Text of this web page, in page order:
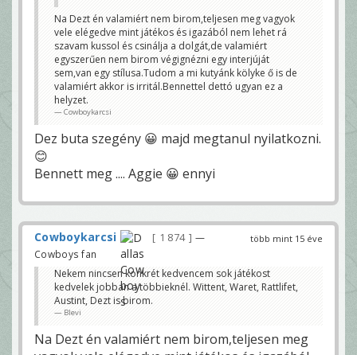
Na Dezt én valamiért nem birom,teljesen meg vagyok
vele elégedve mint játékos és igazából nem lehet rá
szavam kussol és csinálja a dolgát,de valamiért
egyszerűen nem birom végignézni egy interjúját
sem,van egy stílusa.Tudom a mi kutyánk kölyke ő is de
valamiért akkor is irritál.Bennettel dettó ugyan ez a
helyzet.
Cowboykarcsi
Dez buta szegény 😀 majd megtanul nyilatkozni.
😊
Bennett meg .... Aggie 😀 ennyi
több mint 15 éve
Cowboykarcsi 1 874
—
Cowboys fan
Nekem nincsen konkrét kedvencem sok játékost
kedvelek jobban a többieknél. Wittent, Waret, Rattlifet,
Austint, Dezt is birom.
Blevi
Na Dezt én valamiért nem birom,teljesen meg